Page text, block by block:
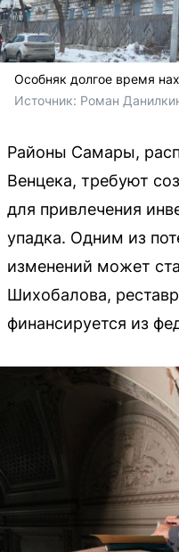
Особняк долгое время
Источник: Роман
Районы Самары,
Венцека, требуют
для привлечения
упадка. Одним из
изменений может
Шихобалова,
финансируется из